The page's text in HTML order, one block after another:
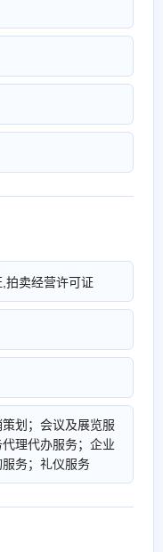
拍卖经营许可证
划；会议及展览服
理代办服务；企业
务；礼仪服务